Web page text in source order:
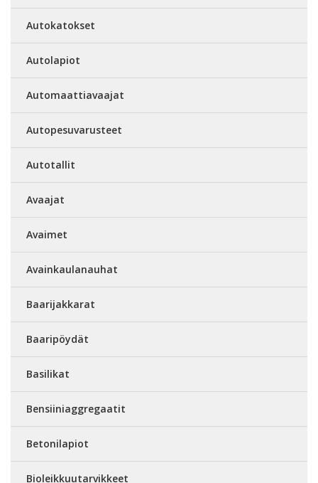
Autokatokset
Autolapiot
Automaattiavaajat
Autopesuvarusteet
Autotallit
Avaajat
Avaimet
Avainkaulanauhat
Baarijakkarat
Baaripöydät
Basilikat
Bensiiniaggregaatit
Betonilapiot
Bioleikkuutarvikkeet